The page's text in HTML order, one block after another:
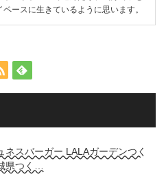
ースに生きているように思います。
ネスバーガー LALAガーデンつく
県つく…